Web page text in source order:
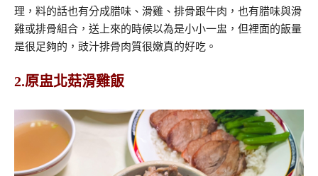
理，料的話也有分成腊味、滑雞、排骨跟牛肉，也有腊味與滑
雞或排骨組合，送上來的時候以為是小小一盅，但裡面的飯量
是很足夠的，豉汁排骨肉質很嫩真的好吃。
2.原盅北菇滑雞飯